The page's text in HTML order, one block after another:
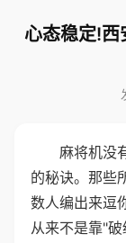
心态稳定!西
麻将机没
的秘诀。那些
数人编出来逗
从来不是靠"破